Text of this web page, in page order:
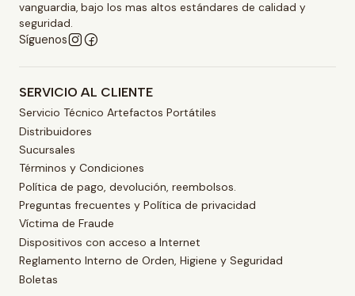
vanguardia, bajo los mas altos estándares de calidad y
seguridad.
Síguenos
SERVICIO AL CLIENTE
Servicio Técnico Artefactos Portátiles
Distribuidores
Sucursales
Términos y Condiciones
Política de pago, devolución, reembolsos.
Preguntas frecuentes y Política de privacidad
Víctima de Fraude
Dispositivos con acceso a Internet
Reglamento Interno de Orden, Higiene y Seguridad
Boletas